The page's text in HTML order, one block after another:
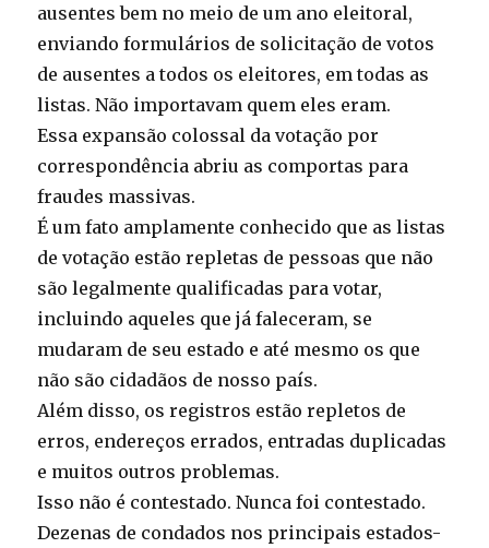
ausentes bem no meio de um ano eleitoral,
enviando formulários de solicitação de votos
de ausentes a todos os eleitores, em todas as
listas. Não importavam quem eles eram.
Essa expansão colossal da votação por
correspondência abriu as comportas para
fraudes massivas.
É um fato amplamente conhecido que as listas
de votação estão repletas de pessoas que não
são legalmente qualificadas para votar,
incluindo aqueles que já faleceram, se
mudaram de seu estado e até mesmo os que
não são cidadãos de nosso país.
Além disso, os registros estão repletos de
erros, endereços errados, entradas duplicadas
e muitos outros problemas.
Isso não é contestado. Nunca foi contestado.
Dezenas de condados nos principais estados-